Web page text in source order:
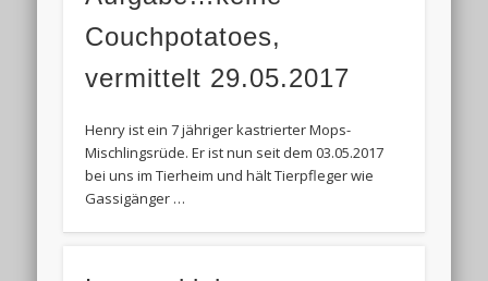
Couchpotatoes,
vermittelt 29.05.2017
Henry ist ein 7 jähriger kastrierter Mops-
Mischlingsrüde. Er ist nun seit dem 03.05.2017
bei uns im Tierheim und hält Tierpfleger wie
Gassigänger …